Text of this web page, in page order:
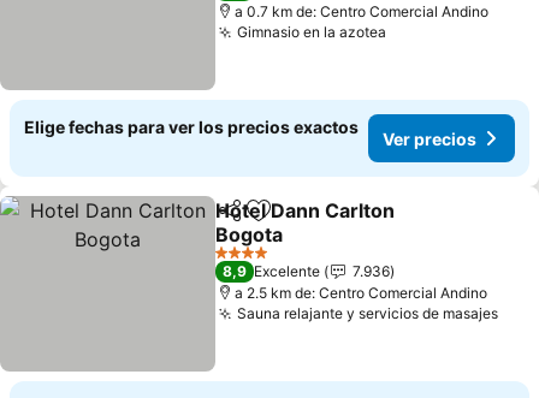
a 0.7 km de: Centro Comercial Andino
Gimnasio en la azotea
Elige fechas para ver los precios exactos
Ver precios
CompartirAgregar a favoritos
Hotel Dann Carlton
Bogota
Ver precios
4 Estrellas
8,9 Excelente
7.936
a 2.5 km de: Centro Comercial Andino
Sauna relajante y servicios de masajesVer